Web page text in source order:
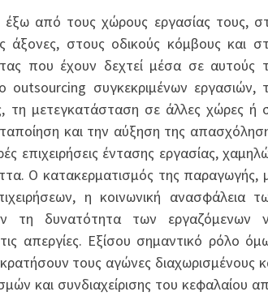
έξω από τους χώρους εργασίας τους,
άξονες, στους οδικούς κόμβους και
που έχουν δεχτεί μέσα σε αυτούς
συγκεκριμένων εργασιών,
τη μετεγκατάσταση σε άλλες χώρες ή
και την αύξηση της
έντασης εργασίας,
Ο κατακερματισμός της παραγωγής,
η κοινωνική ανασφάλεια
τη δυνατότητα των εργαζόμενων
απεργίες. Εξίσου σημαντικό ρόλο
τους αγώνες διαχωρισμένους
και συνδιαχείρισης του κεφαλαίου